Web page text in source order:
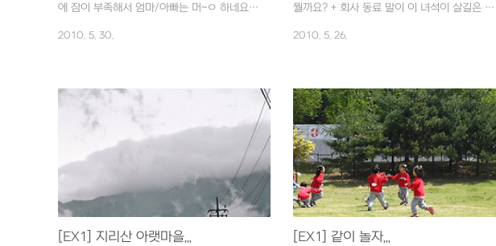
에 잠이 부족해서 엄마/아빠는 머~ㅇ 하네요.
2010. 5. 30.
뭘까요? + 회사 동료 말이 이 녀석이 살길은 유
ㅠ + 시국이 어수선합니다. 정말 정말 슬기롭게
대처하시길~~~ ㅠㅠ
2010. 5. 26.
[EX1] 지리산 아랫마을,,, [EX1] 같이 놀자,,,